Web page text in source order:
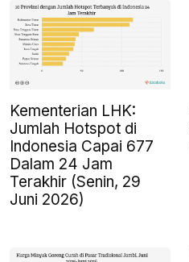
Kementerian LHK:
Jumlah Hotspot di
Indonesia Capai 677
Dalam 24 Jam
Terakhir (Senin, 29
Juni 2026)